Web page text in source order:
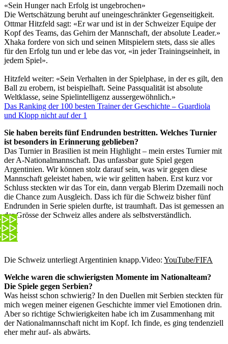
«Sein Hunger nach Erfolg ist ungebrochen»
Die Wertschätzung beruht auf uneingeschränkter Gegenseitigkeit.
Ottmar Hitzfeld sagt: «Er war und ist in der Schweizer Equipe der
Kopf des Teams, das Gehirn der Mannschaft, der absolute Leader.»
Xhaka fordere von sich und seinen Mitspielern stets, dass sie alles
für den Erfolg tun und er lebe das vor, «in jeder Trainingseinheit, in
jedem Spiel».
Hitzfeld weiter: «Sein Verhalten in der Spielphase, in der es gilt, den
Ball zu erobern, ist beispielhaft. Seine Passqualität ist absolute
Weltklasse, seine Spielintelligenz aussergewöhnlich.»
Das Ranking der 100 besten Trainer der Geschichte – Guardiola
und Klopp nicht auf der 1
Sie haben bereits fünf Endrunden bestritten. Welches Turnier
ist besonders in Erinnerung geblieben?
Das Turnier in Brasilien ist mein Highlight – mein erstes Turnier mit
der A-Nationalmannschaft. Das unfassbar gute Spiel gegen
Argentinien. Wir können stolz darauf sein, was wir gegen diese
Mannschaft geleistet haben, wie wir gelitten haben. Erst kurz vor
Schluss steckten wir das Tor ein, dann vergab Blerim Dzemaili noch
die Chance zum Ausgleich. Dass ich für die Schweiz bisher fünf
Endrunden in Serie spielen durfte, ist traumhaft. Das ist gemessen an
der Grösse der Schweiz alles andere als selbstverständlich.
Die Schweiz unterliegt Argentinien knapp.Video: YouTube/FIFA
Welche waren die schwierigsten Momente im Nationalteam?
Die Spiele gegen Serbien?
Was heisst schon schwierig? In den Duellen mit Serbien steckten für
mich wegen meiner eigenen Geschichte immer viel Emotionen drin.
Aber so richtige Schwierigkeiten habe ich im Zusammenhang mit
der Nationalmannschaft nicht im Kopf. Ich finde, es ging tendenziell
eher mehr auf- als abwärts.